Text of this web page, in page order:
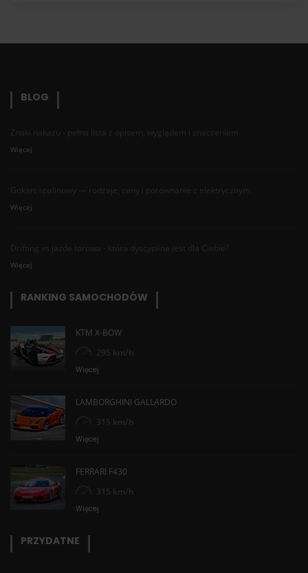
BLOG
Znaki nakazu - pełna lista z opisem, wyglądem i znaczeniem
Więcej
Gokart spalinowy — rodzaje, ceny i porównanie z elektrycznym
Więcej
Drifting vs jazda torowa - która dyscyplina jest dla Ciebie?
Więcej
RANKING SAMOCHODÓW
KTM X-BOW
295 km/h
Więcej
LAMBORGHINI GALLARDO
315 km/h
Więcej
FERRARI F430
315 km/h
Więcej
PRZYDATNE